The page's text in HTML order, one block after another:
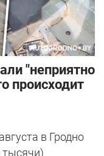
"неприятно
происходит
в Гродно
тысячи)